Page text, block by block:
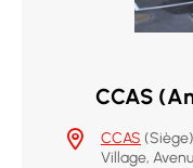
CCAS
CCAS (Siège)
Village,